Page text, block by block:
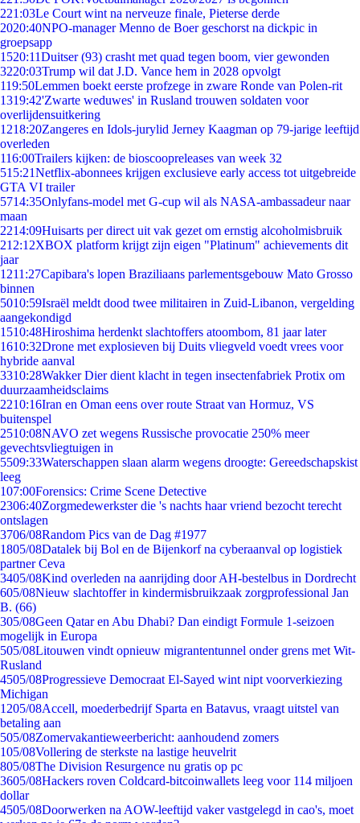
221:03Le Court wint na nerveuze finale, Pieterse derde
2020:40NPO-manager Menno de Boer geschorst na dickpic in
groepsapp
1520:11Duitser (93) crasht met quad tegen boom, vier gewonden
3220:03Trump wil dat J.D. Vance hem in 2028 opvolgt
119:50Lemmen boekt eerste profzege in zware Ronde van Polen-rit
1319:42'Zwarte weduwes' in Rusland trouwen soldaten voor
overlijdensuitkering
1218:20Zangeres en Idols-jurylid Jerney Kaagman op 79-jarige leeftijd
overleden
116:00Trailers kijken: de bioscoopreleases van week 32
515:21Netflix-abonnees krijgen exclusieve early access tot uitgebreide
GTA VI trailer
5714:35Onlyfans-model met G-cup wil als NASA-ambassadeur naar
maan
2214:09Huisarts per direct uit vak gezet om ernstig alcoholmisbruik
212:12XBOX platform krijgt zijn eigen "Platinum" achievements dit
jaar
1211:27Capibara's lopen Braziliaans parlementsgebouw Mato Grosso
binnen
5010:59Israël meldt dood twee militairen in Zuid-Libanon, vergelding
aangekondigd
1510:48Hiroshima herdenkt slachtoffers atoombom, 81 jaar later
1610:32Drone met explosieven bij Duits vliegveld voedt vrees voor
hybride aanval
3310:28Wakker Dier dient klacht in tegen insectenfabriek Protix om
duurzaamheidsclaims
2210:16Iran en Oman eens over route Straat van Hormuz, VS
buitenspel
2510:08NAVO zet wegens Russische provocatie 250% meer
gevechtsvliegtuigen in
5509:33Waterschappen slaan alarm wegens droogte: Gereedschapskist
leeg
107:00Forensics: Crime Scene Detective
2306:40Zorgmedewerkster die 's nachts haar vriend bezocht terecht
ontslagen
3706/08Random Pics van de Dag #1977
1805/08Datalek bij Bol en de Bijenkorf na cyberaanval op logistiek
partner Ceva
3405/08Kind overleden na aanrijding door AH-bestelbus in Dordrecht
605/08Nieuw slachtoffer in kindermisbruikzaak zorgprofessional Jan
B. (66)
305/08Geen Qatar en Abu Dhabi? Dan eindigt Formule 1-seizoen
mogelijk in Europa
505/08Litouwen vindt opnieuw migrantentunnel onder grens met Wit-
Rusland
4505/08Progressieve Democraat El-Sayed wint nipt voorverkiezing
Michigan
1205/08Accell, moederbedrijf Sparta en Batavus, vraagt uitstel van
betaling aan
505/08Zomervakantieweerbericht: aanhoudend zomers
105/08Vollering de sterkste na lastige heuvelrit
805/08The Division Resurgence nu gratis op pc
3605/08Hackers roven Coldcard-bitcoinwallets leeg voor 114 miljoen
dollar
4505/08Doorwerken na AOW-leeftijd vaker vastgelegd in cao's, moet